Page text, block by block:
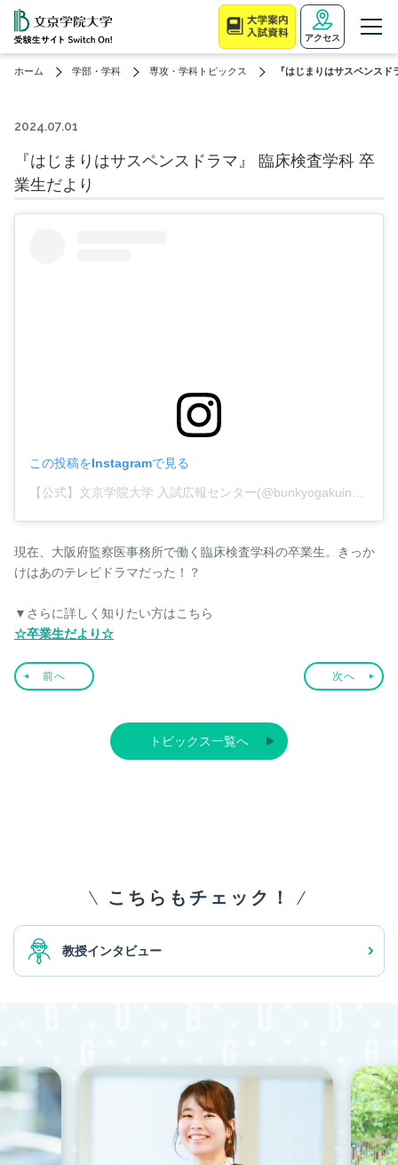
アクセス
ホーム 学部・学科 専攻・学科トピックス 『はじまりはサスペンス
2024.07.01
『はじまりはサスペンスドラマ』 臨床検査学科 卒
業生だより
この投稿をInstagramで見る
現在、大阪府監察医事務所で働く臨床検査学科の卒業生。きっか
けはあのテレビドラマだった！？
▼さらに詳しく知りたい方はこちら
☆卒業生だより☆
前へ 次へ
トピックス一覧へ
こちらもチェック！
教授インタビュー